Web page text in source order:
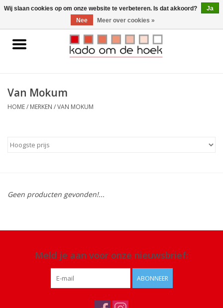
0 Artikelen - €0,00
Home
Gadgets
Van Mokum
HOME/ MERKEN /VAN MOKUM
Geen producten gevonden!...
Meld je aan voor onze nieuwsbrief:
ABONNEER
Wij slaan cookies op om onze website te verbeteren. Is dat akkoord?
Ja
Nee
Meer over cookies »